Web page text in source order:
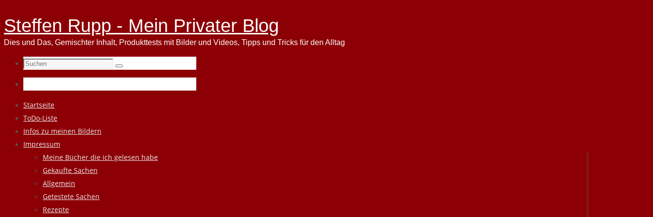
Steffen Rupp - Mein Privater Blog
Dies und Das, Gemischter Inhalt, Produkttests mit Bilder und Videos, Tipps und Tricks für den Alltag
Suchen
nach:
Suchen
Zum
Inhalt
springen
Startseite
ToDo-Liste
Infos zu meinen Bildern
Impressum
Meine Bücher die ich gelesen habe
Gekaufte Sachen
Allgemein
Getestete Sachen
Rezepte